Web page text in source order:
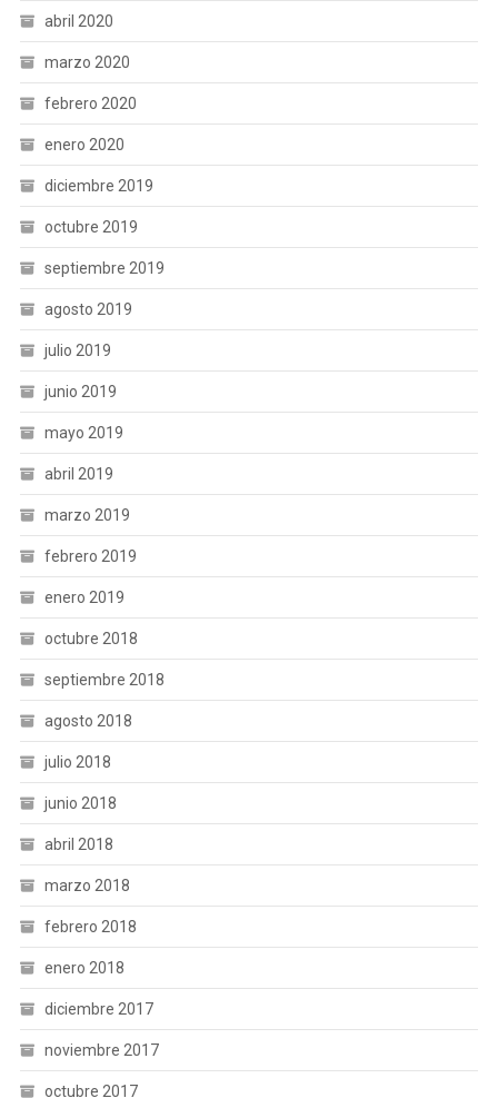
abril 2020
marzo 2020
febrero 2020
enero 2020
diciembre 2019
octubre 2019
septiembre 2019
agosto 2019
julio 2019
junio 2019
mayo 2019
abril 2019
marzo 2019
febrero 2019
enero 2019
octubre 2018
septiembre 2018
agosto 2018
julio 2018
junio 2018
abril 2018
marzo 2018
febrero 2018
enero 2018
diciembre 2017
noviembre 2017
octubre 2017